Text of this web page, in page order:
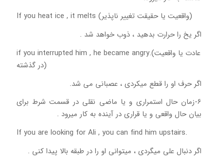
(واقعیت یا حقیقت تغییر ناپذیر) If you heat ice , it melts
اگر یخ را حرارت بدهید ، ذوب خواهد شد .
if you interrupted him , he became angry.(عادت یا واقعیت
در گذشته)
اگر حرف او را قطع میکردی ، عصبانی می شد.
6-زمان حال استمراری و یا ماضی نقلی در قسمت شرط برای
بیان حال واقعی و یا قراری در آینده به کار میرود .
If you are looking for Ali , you can find him upstairs.
اگر دنبال علی میگردی ، میتوانی او را در طبقه بالا پیدا کنی .